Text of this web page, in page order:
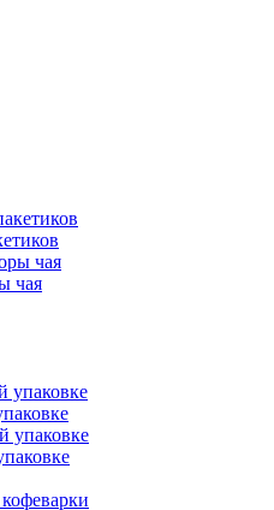
чая